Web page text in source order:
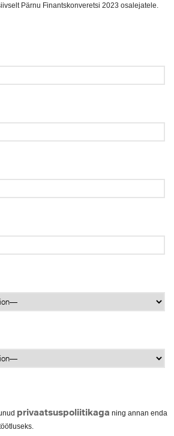
Pärnu Finantskonveretsi 2023 osalejatele.
privaatsuspoliitikaga ning annan enda